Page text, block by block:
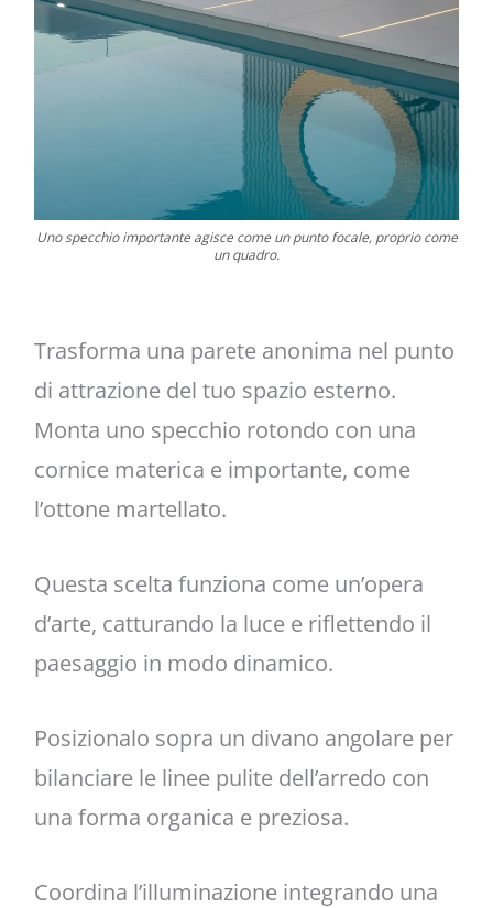
Uno specchio importante agisce come un punto focale, proprio come
un quadro.
Trasforma una parete anonima nel punto
di attrazione del tuo spazio esterno.
Monta uno specchio rotondo con una
cornice materica e importante, come
l’ottone martellato.
Questa scelta funziona come un’opera
d’arte, catturando la luce e riflettendo il
paesaggio in modo dinamico.
Posizionalo sopra un divano angolare per
bilanciare le linee pulite dell’arredo con
una forma organica e preziosa.
Coordina l’illuminazione integrando una